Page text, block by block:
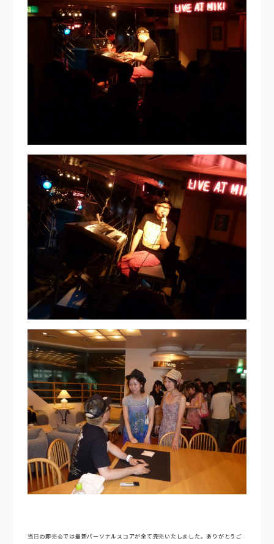
当日の即売会では最新パーソナルスコアが全て完売いたしました。ありがとうご